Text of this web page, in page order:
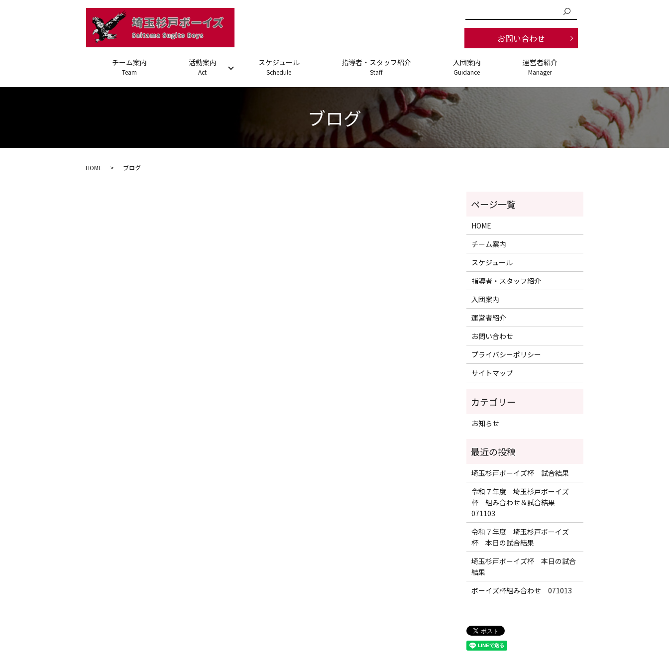
お問い合わせ
チーム案内
Team
活動案内
Act
スケジュール
Schedule
指導者・スタッフ紹介
Staff
入団案内
Guidance
運営者紹介
Manager
ブログ
HOME ブログ
HOME
チーム案内
スケジュール
指導者・スタッフ紹介
入団案内
運営者紹介
お問い合わせ
プライバシーポリシー
サイトマップ
お知らせ
埼玉杉戸ボーイズ杯 試合結果
令和７年度 埼玉杉戸ボーイズ
杯 組み合わせ＆試合結果
071103
令和７年度 埼玉杉戸ボーイズ
杯 本日の試合結果
埼玉杉戸ボーイズ杯 本日の試合
結果
ボーイズ杯組み合わせ 071013